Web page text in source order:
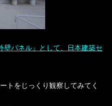
壁パネル』として、日本建築セ
トをじっくり観察してみてく